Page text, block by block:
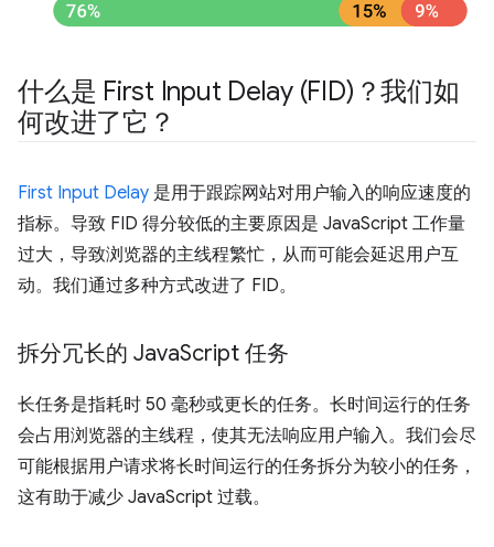
什么是 First Input Delay (FID)？我们如
何改进了它？
First Input Delay 是用于跟踪网站对用户输入的响应速度的
指标。导致 FID 得分较低的主要原因是 JavaScript 工作量
过大，导致浏览器的主线程繁忙，从而可能会延迟用户互
动。我们通过多种方式改进了 FID。
拆分冗长的 JavaScript 任务
长任务是指耗时 50 毫秒或更长的任务。长时间运行的任务
会占用浏览器的主线程，使其无法响应用户输入。我们会尽
可能根据用户请求将长时间运行的任务拆分为较小的任务，
这有助于减少 JavaScript 过载。